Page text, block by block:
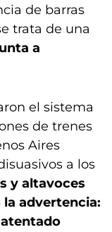
de barras
trata de una
a
el sistema
de trenes
Aires
a los
y altavoces
advertencia: